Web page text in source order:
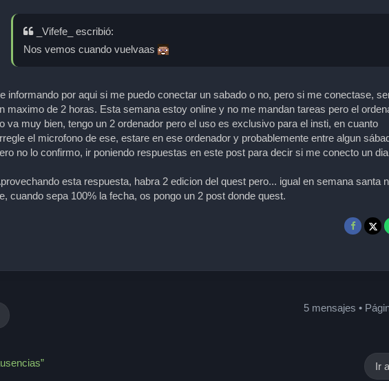
_Vifefe_ escribió:
Nos vemos cuando vuelvaas
informando por aqui si me puedo conectar un sabado o no, pero si me conectase,
maximo de 2 horas. Esta semana estoy online y no me mandan tareas pero el
va muy bien, tengo un 2 ordenador pero el uso es exclusivo para el insti, en cuanto
el microfono de ese, estare en ese ordenador y probablemente entre algun
no lo confirmo, ir poniendo respuestas en este post para decir si me conecto un
esta respuesta, habra 2 edicion del quest pero... igual en semana santa
cuando sepa 100% la fecha, os pongo un 2 post donde quest.
5 mensajes •
Ir a